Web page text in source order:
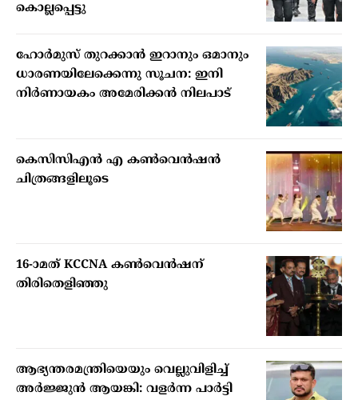
കൊല്ലപ്പെട്ടു
ഹോര്‍മുസ് തുറക്കാന്‍ ഇറാനും ഒമാനും
ധാരണയിലേക്കെന്നു സൂചന: ഇനി
നിര്‍ണായകം അമേരിക്കന്‍ നിലപാട്
കെസിസിഎൻ എ കൺവെൻഷൻ
ചിത്രങ്ങളിലൂടെ
16-ാമത് KCCNA കൺവെൻഷന്
തിരിതെളിഞ്ഞു
ആഭ്യന്തരമന്ത്രിയെയും വെല്ലുവിളിച്ച്
അര്‍ജ്ജുന്‍ ആയങ്കി: വളര്‍ന്ന പാര്‍ട്ടി